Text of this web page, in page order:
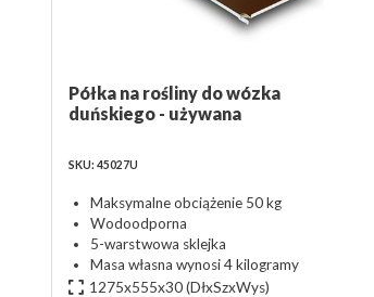
Półka na rośliny do wózka
duńskiego - używana
SKU: 45027U
Maksymalne obciążenie 50 kg
Wodoodporna
5-warstwowa sklejka
Masa własna wynosi 4 kilogramy
1275x555x30(DłxSzxWys)